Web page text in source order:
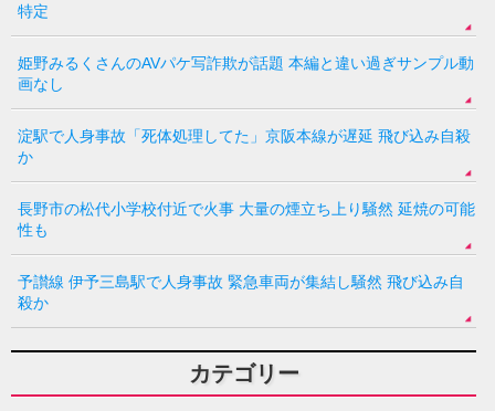
特定
姫野みるくさんのAVパケ写詐欺が話題 本編と違い過ぎサンプル動
画なし
淀駅で人身事故「死体処理してた」京阪本線が遅延 飛び込み自殺
か
長野市の松代小学校付近で火事 大量の煙立ち上り騒然 延焼の可能
性も
予讃線 伊予三島駅で人身事故 緊急車両が集結し騒然 飛び込み自
殺か
カテゴリー